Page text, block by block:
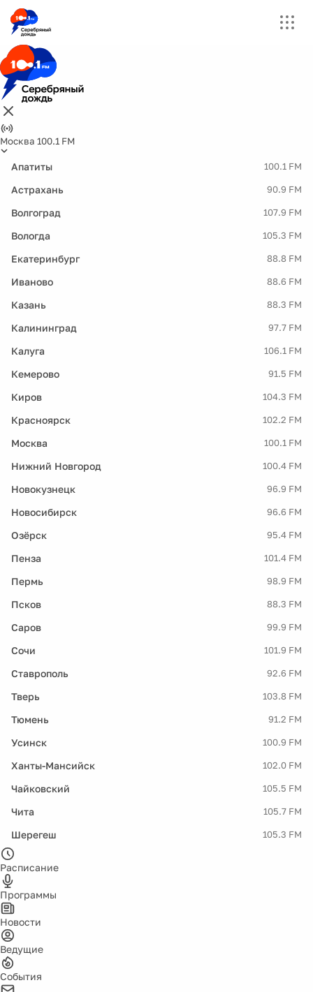
Москва 100.1 FM
Апатиты 100.1 FM
Астрахань 90.9 FM
Волгоград 107.9 FM
Вологда 105.3 FM
Екатеринбург 88.8 FM
Иваново 88.6 FM
Казань 88.3 FM
Калининград 97.7 FM
Калуга 106.1 FM
Кемерово 91.5 FM
Киров 104.3 FM
Красноярск 102.2 FM
Москва 100.1 FM
Нижний Новгород 100.4 FM
Новокузнецк 96.9 FM
Новосибирск 96.6 FM
Озёрск 95.4 FM
Пенза 101.4 FM
Пермь 98.9 FM
Псков 88.3 FM
Саров 99.9 FM
Сочи 101.9 FM
Ставрополь 92.6 FM
Тверь 103.8 FM
Тюмень 91.2 FM
Усинск 100.9 FM
Ханты-Мансийск 102.0 FM
Чайковский 105.5 FM
Чита 105.7 FM
Шерегеш 105.3 FM
Расписание
Программы
Новости
Ведущие
События